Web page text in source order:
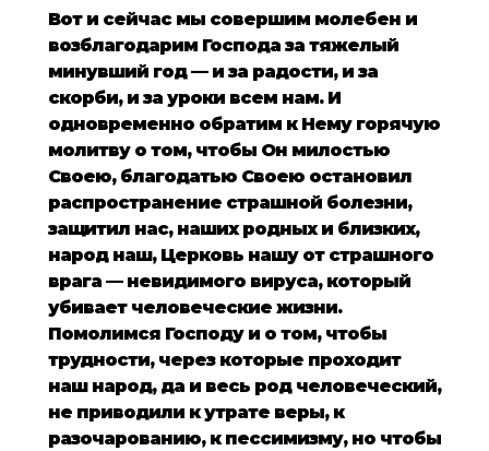
Вот и сейчас мы совершим молебен и
возблагодарим Господа за тяжелый
минувший год — и за радости, и за
скорби, и за уроки всем нам. И
одновременно обратим к Нему горячую
молитву о том, чтобы Он милостью
Своею, благодатью Своею остановил
распространение страшной болезни,
защитил нас, наших родных и близких,
народ наш, Церковь нашу от страшного
врага — невидимого вируса, который
убивает человеческие жизни.
Помолимся Господу и о том, чтобы
трудности, через которые проходит
наш народ, да и весь род человеческий,
не приводили к утрате веры, к
разочарованию, к пессимизму, но чтобы